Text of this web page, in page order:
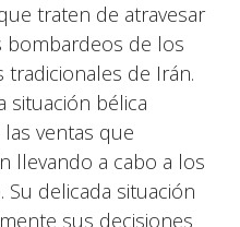
traten de atravesar
bombardeos de los
tradicionales de Irán.
situación bélica
ventas que
llevando a cabo a los
delicada situación
sus decisiones